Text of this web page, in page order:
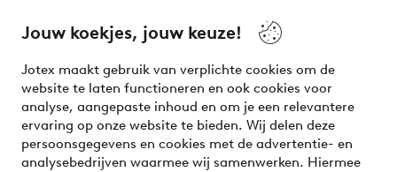
Jouw koekjes, jouw keuze!
Jotex maakt gebruik van verplichte cookies om de
website te laten functioneren en ook cookies voor
analyse, aangepaste inhoud en om je een relevantere
ervaring op onze website te bieden. Wij delen deze
persoonsgegevens en cookies met de advertentie- en
analysebedrijven waarmee wij samenwerken. Hiermee
your wardrobe. Your next inspiring look is here!
Veilig betalen - Nu betalen of opsplitsen